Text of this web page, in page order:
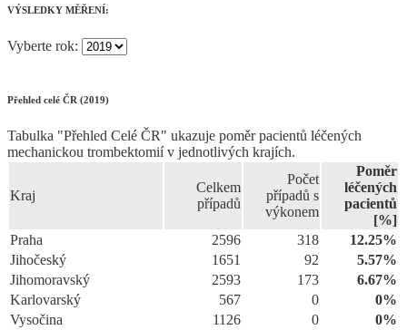
VÝSLEDKY MĚŘENÍ:
Vyberte rok:
Přehled celé ČR (2019)
Tabulka "Přehled Celé ČR" ukazuje poměr pacientů léčených
mechanickou trombektomií v jednotlivých krajích.
Kraj
Celkem
případů
Počet
případů s
výkonem
Poměr
léčených
pacientů
[%]
Praha
2596 318
12.25%
Jihočeský
1651 92
5.57%
Jihomoravský
2593 173
6.67%
Karlovarský
567 0
0%
Vysočina
1126 0
0%